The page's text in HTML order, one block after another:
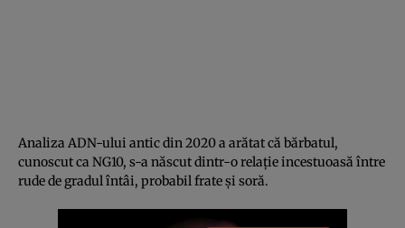
Analiza ADN-ului antic din 2020 a arătat că bărbatul,
cunoscut ca NG10, s-a născut dintr-o relație incestuoasă între
rude de gradul întâi, probabil frate și soră.